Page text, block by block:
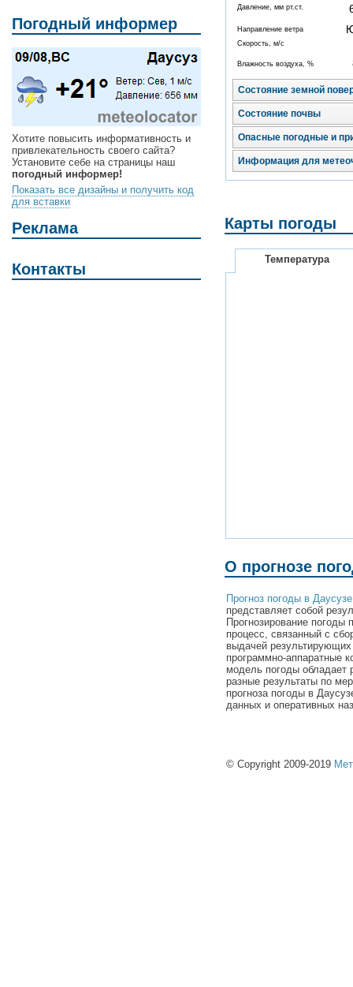
Погодный информер
Хотите повысить информативность и
привлекательность своего сайта?
Установите себе на страницы наш
погодный информер!
Показать все дизайны и получить код
для вставки
Реклама
Контакты
Давление, мм рт.ст.
Направление ветра
Скорость, м/с
Влажность воздуха, %
Состояние земной
Состояние почвы
Опасные погодные и
Информация для
Карты погоды
Температура
О прогнозе
Прогноз погоды в
представляет собой
Прогнозирование погоды
процесс, связанный с
выдачей
программно-аппаратные
модель погоды обладает
разные результаты по
прогноза погоды в
данных и оперативных
© Copyright 2009-2019